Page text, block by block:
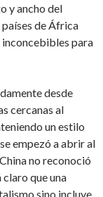
y ancho del
de África
inconcebibles para
desde
cercanas al
un estilo
empezó a abrir al
no reconoció
que una
sino incluye